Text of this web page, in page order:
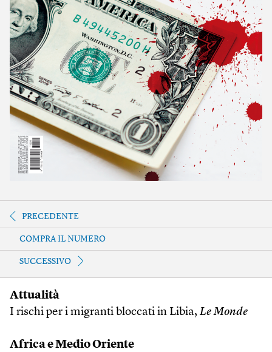
PRECEDENTE
COMPRA IL NUMERO
SUCCESSIVO
Attualità
I rischi per i migranti bloccati in Libia, Le Monde
Africa e Medio Oriente